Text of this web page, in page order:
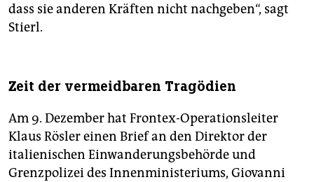
dass sie anderen Kräften nicht nachgeben“, sagt
Stierl.
Zeit der vermeidbaren Tragödien
Am 9. Dezember hat Frontex-Operationsleiter
Klaus Rösler einen Brief an den Direktor der
italienischen Einwanderungsbehörde und
Grenzpolizei des Innenministeriums, Giovanni